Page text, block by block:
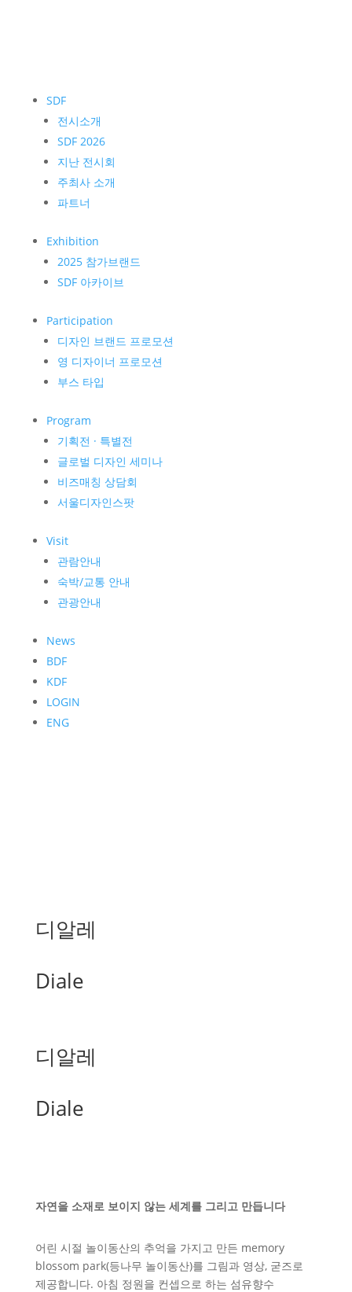
SDF
전시소개
SDF 2026
지난 전시회
주최사 소개
파트너
Exhibition
2025 참가브랜드
SDF 아카이브
Participation
디자인 브랜드 프로모션
영 디자이너 프로모션
부스 타입
Program
기획전 · 특별전
글로벌 디자인 세미나
비즈매칭 상담회
서울디자인스팟
Visit
관람안내
숙박/교통 안내
관광안내
News
BDF
KDF
LOGIN
ENG
디알레
Diale
디알레
Diale
자연을 소재로 보이지 않는 세계를 그리고 만듭니다
어린 시절 놀이동산의 추억을 가지고 만든 memory
blossom park(등나무 놀이동산)를 그림과 영상, 굳즈로
제공합니다. 아침 정원을 컨셉으로 하는 섬유향수